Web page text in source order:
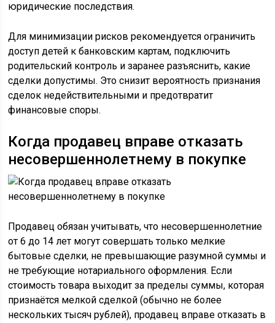
юридические последствия.
Для минимизации рисков рекомендуется ограничить
доступ детей к банковским картам, подключить
родительский контроль и заранее разъяснить, какие
сделки допустимы. Это снизит вероятность признания
сделок недействительными и предотвратит
финансовые споры.
Когда продавец вправе отказать
несовершеннолетнему в покупке
Продавец обязан учитывать, что несовершеннолетние
от 6 до 14 лет могут совершать только мелкие
бытовые сделки, не превышающие разумной суммы и
не требующие нотариального оформления. Если
стоимость товара выходит за пределы суммы, которая
признаётся мелкой сделкой (обычно не более
нескольких тысяч рублей), продавец вправе отказать в